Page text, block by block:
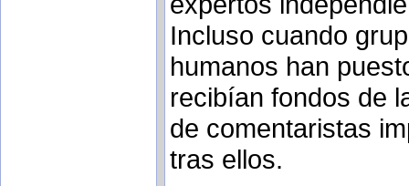
Incluso cuando
humanos han
recibían fondos de
de comentaristas
tras ellos.